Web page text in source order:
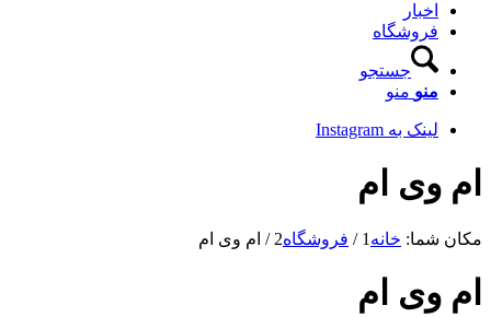
اخبار
فروشگاه
جستجو
منو منو
لینک به Instagram
ام وی ام
مکان شما: خانه 1
/ فروشگاه2
/ ام وی ام
ام وی ام